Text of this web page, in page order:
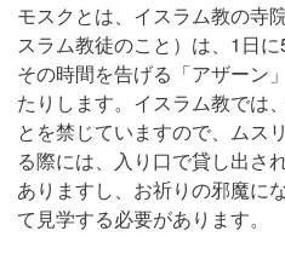
モスクとは、イスラム教の寺
スラム教徒のこと）は、1日に
その時間を告げる「アザーン
たりします。イスラム教では
とを禁じていますので、ムス
る際には、入り口で貸し出さ
ありますし、お祈りの邪魔に
て見学する必要があります。